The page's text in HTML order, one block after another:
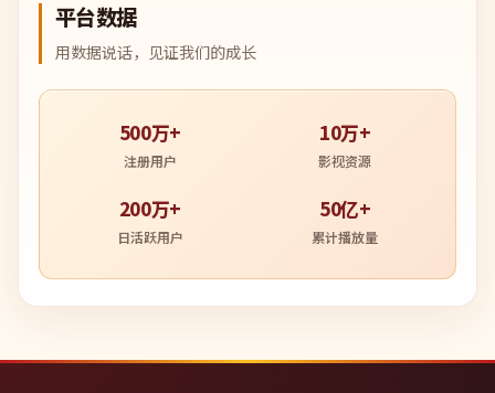
平台数据
用数据说话，见证我们的成长
500万+
注册用户
10万+
影视资源
200万+
日活跃用户
50亿+
累计播放量